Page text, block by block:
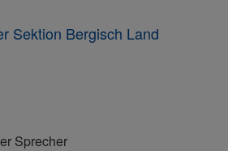
Sektion Bergisch Land
Sprecher